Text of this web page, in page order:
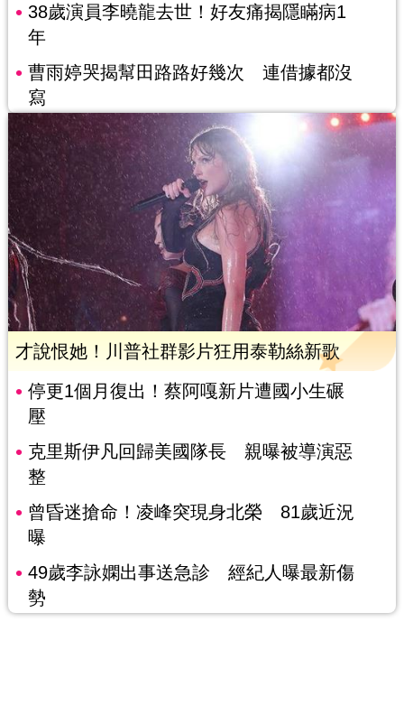
38歲演員李曉龍去世！好友痛揭隱瞞病1
年
曹雨婷哭揭幫田路路好幾次 連借據都沒
寫
才說恨她！川普社群影片狂用泰勒絲新歌
停更1個月復出！蔡阿嘎新片遭國小生碾
壓
克里斯伊凡回歸美國隊長 親曝被導演惡
整
曾昏迷搶命！凌峰突現身北榮 81歲近況
曝
49歲李詠嫻出事送急診 經紀人曝最新傷
勢